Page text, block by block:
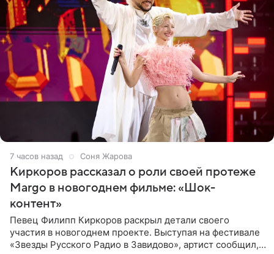
7 часов назад Соня Жарова
Киркоров рассказал о роли своей протеже
Margo в новогоднем фильме: «Шок-
контент»
Певец Филипп Киркоров раскрыл детали своего
участия в новогоднем проекте. Выступая на фестивале
«Звезды Русского Радио в Завидово», артист сообщил,